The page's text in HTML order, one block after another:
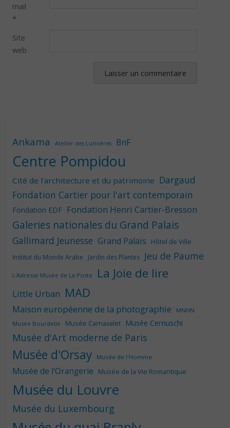
mail
*
Site
web
Ankama Atelier des Lumières BnF
Centre Pompidou
Cité de l'architecture et du patrimoine Dargaud
Fondation Cartier pour l'art contemporain
Fondation EDF Fondation Henri Cartier-Bresson
Galeries nationales du Grand Palais
Gallimard Jeunesse Grand Palais Hôtel de Ville
Institut du Monde Arabe Jardin des Plantes Jeu de Paume
L'Adresse Musée de La Poste La Joie de lire
Little Urban MAD
Maison européenne de la photographie
MNHN
Musée Bourdelle
Musée Carnavalet Musée Cernuschi
Musée d'Art moderne de Paris
Musée d'Orsay Musée de l'Homme
Musée de l'Orangerie Musée de la Vie Romantique
Musée du Louvre
Musée du Luxembourg